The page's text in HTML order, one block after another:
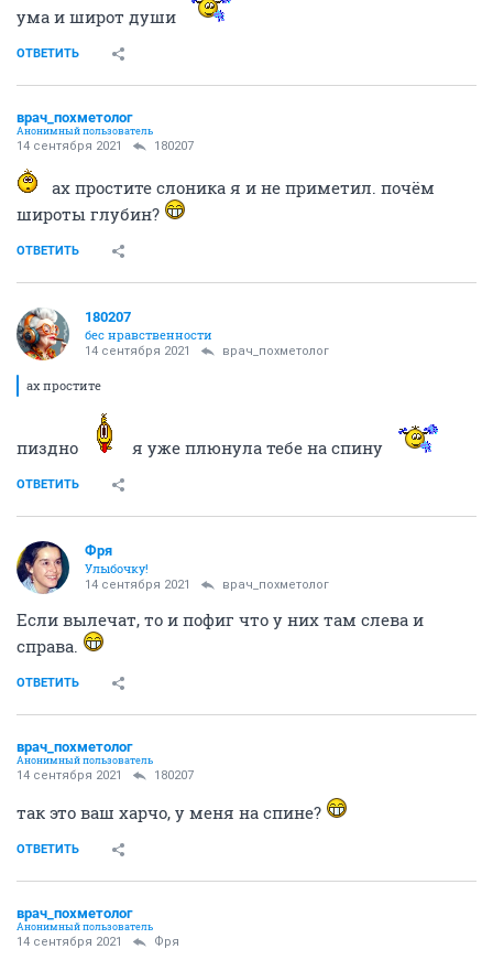
ума и широт души
ОТВЕТИТЬ
врач_похметолог
Анонимный пользователь
14 сентября 2021 180207
ах простите слоника я и не приметил. почём
широты глубин?
ОТВЕТИТЬ
180207
бес нравственности
14 сентября 2021 врач_похметолог
ах простите
пиздно я уже плюнула тебе на спину
ОТВЕТИТЬ
Фря
Улыбочку!
14 сентября 2021 врач_похметолог
Если вылечат, то и пофиг что у них там слева и
справа.
ОТВЕТИТЬ
врач_похметолог
Анонимный пользователь
14 сентября 2021 180207
так это ваш харчо, у меня на спине?
ОТВЕТИТЬ
врач_похметолог
Анонимный пользователь
14 сентября 2021 Фря